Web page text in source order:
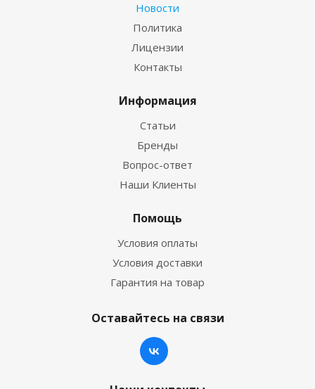
Новости
Политика
Лицензии
Контакты
Информация
Статьи
Бренды
Вопрос-ответ
Наши Клиенты
Помощь
Условия оплаты
Условия доставки
Гарантия на товар
Оставайтесь на связи